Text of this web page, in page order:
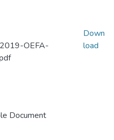
OEFA-
Document
Down
load